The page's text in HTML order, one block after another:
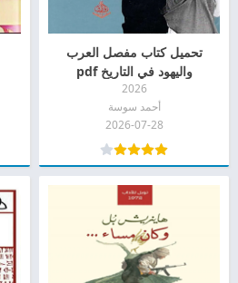
تحميل كتاب مفصل العرب
واليهود في التاريخ pdf
2026
أحمد سوسة
2026-07-28